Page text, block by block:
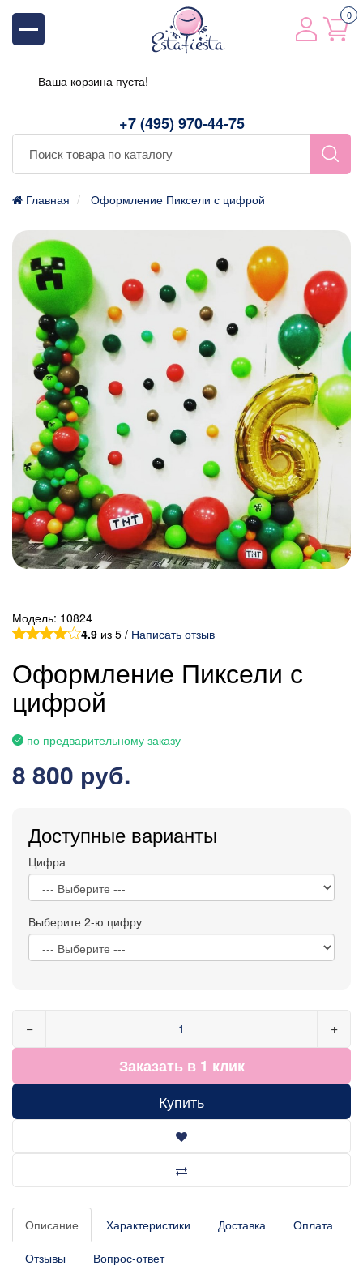
+7 (495) 970-44-75
0
Ваша корзина пуста!
Главная Оформление Пиксели с цифрой
Модель: 10824
4.9 из 5 / Написать отзыв
Оформление Пиксели с
цифрой
по предварительному заказу
8 800 руб.
Доступные варианты
Цифра
Выберите 2-ю цифру
− +
Заказать в 1 клик
Купить
Описание Характеристики Доставка Оплата
Отзывы Вопрос-ответ